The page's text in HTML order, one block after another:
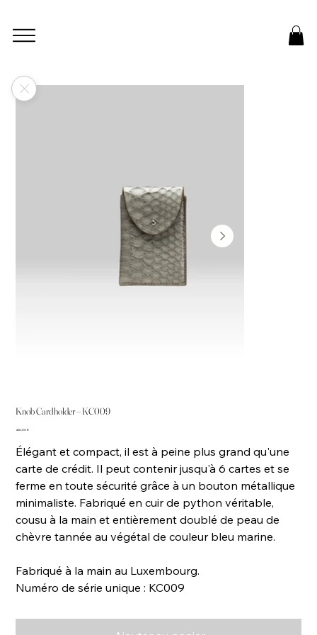
Knob Cardholder – KC009
Prix
420,00 €
Élégant et compact, il est à peine plus grand qu'une
carte de crédit. Il peut contenir jusqu'à 6 cartes et se
ferme en toute sécurité grâce à un bouton métallique
minimaliste. Fabriqué en cuir de python véritable,
cousu à la main et entièrement doublé de peau de
chèvre tannée au végétal de couleur bleu marine.
Fabriqué à la main au Luxembourg.
Numéro de série unique : KC009